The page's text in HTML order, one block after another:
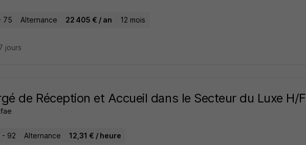
75 Alternance 22 405 € / an 12 mois
jours
de Réception et Accueil dans le Secteur du Luxe H/F
- 92 Alternance 12,31 € / heure